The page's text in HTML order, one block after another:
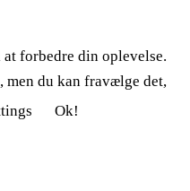
forbedre din oplevelse.
men du kan fravælge det,
Ok!